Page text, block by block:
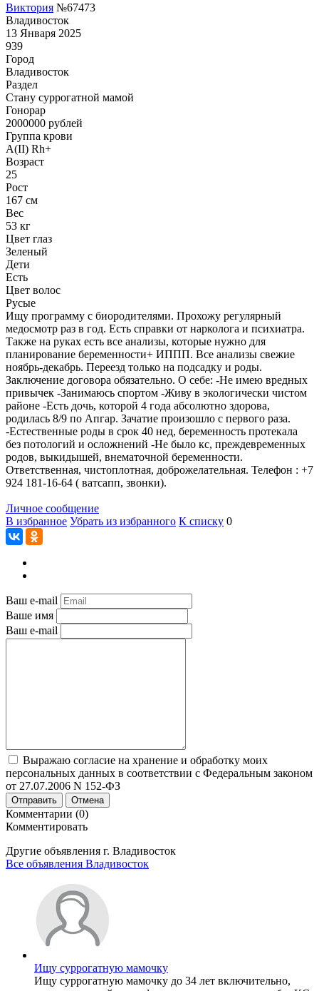
Виктория №67473
Владивосток
13 Января 2025
939
Город
Владивосток
Раздел
Cтану суррогатной мамой
Гонoрар
2000000 рублей
Группа крови
A(II) Rh+
Возраст
25
Рост
167 см
Вес
53 кг
Цвет глаз
Зеленый
Дети
Есть
Цвет волос
Русые
Ищу программу с биородителями. Прохожу регулярный
медосмотр раз в год. Есть справки от нарколога и психиатра.
Также на руках есть все анализы, которые нужно для
планирование беременности+ ИППП. Все анализы свежие
ноябрь-декабрь. Переезд только на подсадку и роды.
Заключение договора обязательно. О себе: -Не имею вредных
привычек -Занимаюсь спортом -Живу в экологически чистом
районе -Есть дочь, которой 4 года абсолютно здорова,
родилась 8/9 по Апгар. Зачатие произошло с первого раза.
-Естественные роды в срок 40 нед, беременность протекала
без потологий и осложнений -Не было кс, преждевременных
родов, выкидышей, внематочной беременности.
Ответственная, чистоплотная, доброжелательная. Телефон : ‪+7
924 181‑16‑64‬ ( ватсапп, звонки).
Личное сообщение
В избранное Убрать из избранного К списку 0
Ваш e-mail
Ваше имя
Ваш e-mail
Выражаю согласие на хранение и обработку моих
персональных данных в соответствии с Федеральным законом
от 27.07.2006 N 152-ФЗ
Отправить Отмена
Комментарии (0)
Комментировать
Другие объявления г. Владивосток
Все объявления Владивосток
Ищу суррогатную мамочку
Ищу суррогатную мамочку до 34 лет включительно,